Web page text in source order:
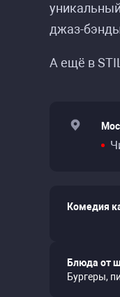
джаз-
А ещё в
Комедия
Блюда от
Бургеры,